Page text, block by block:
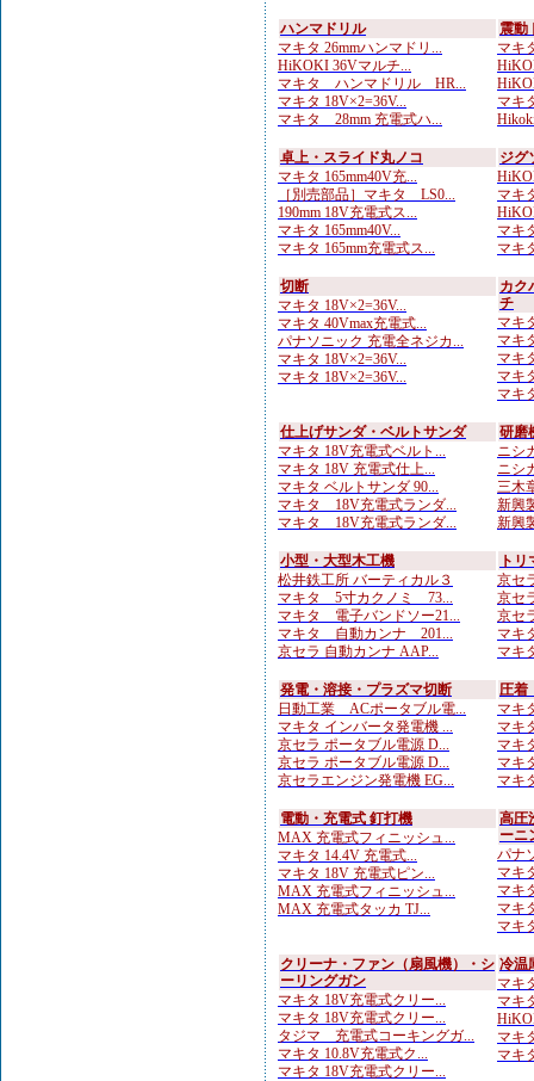
ハンマドリル
マキタ 26mmハンマドリ...
HiKOKI 36Vマルチ...
マキタ ハンマドリル HR...
マキタ 18V×2=36V...
マキタ 28mm 充電式ハ...
震動
マキ
マキ
卓上・スライド丸ノコ
マキタ 165mm40V充...
［別売部品］マキタ LS0...
190mm 18V充電式ス...
マキタ 165mm40V...
マキタ 165mm充電式ス...
ジグ
マキ
マキ
マキ
切断
マキタ 18V×2=36V...
マキタ 40Vmax充電式...
パナソニック 充電全ネジカ...
マキタ 18V×2=36V...
マキタ 18V×2=36V...
カク
チ
マキ
マキ
マキ
マキ
マキ
仕上げサンダ・ベルトサンダ
マキタ 18V充電式ベルト...
マキタ 18V 充電式仕上...
マキタ ベルトサンダ 90...
マキタ 18V充電式ランダ...
マキタ 18V充電式ランダ...
研磨
ニシ
ニシ
三木
新興
新興
小型・大型木工機
松井鉄工所 バーティカル３
マキタ 5寸カクノミ 73...
マキタ 電子バンドソー21...
マキタ 自動カンナ 201...
京セラ 自動カンナ AAP...
ト
京セ
京セ
京セ
マキ
マキ
発電・溶接・プラズマ切断
日動工業 ACポータブル電...
マキタ インバータ発電機 ...
京セラ ポータブル電源 D...
京セラ ポータブル電源 D...
京セラエンジン発電機 EG...
圧着
マキ
マキ
マキ
マキ
マキ
電動・充電式 釘打機
MAX 充電式フィニッシュ...
マキタ 14.4V 充電式...
マキタ 18V 充電式ピン...
MAX 充電式フィニッシュ...
MAX 充電式タッカ TJ...
高圧
ーニ
パナ
マキ
マキ
マキ
マキ
クリーナ・ファン（扇風機）・シ
ーリングガン
マキタ 18V充電式クリー...
マキタ 18V充電式クリー...
タジマ 充電式コーキングガ...
マキタ 10.8V充電式ク...
マキタ 18V充電式クリー...
冷温
マキ
マキ
マキ
マキ